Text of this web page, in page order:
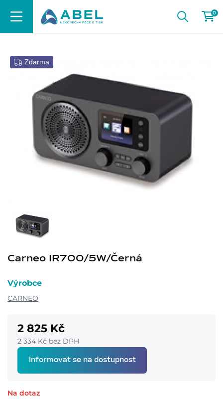
0
Zdarma
Carneo IR700/5W/Černá
Výrobce
CARNEO
2 825 Kč
2 334 Kč bez DPH
Informovat se na dostupnost
Na dotaz